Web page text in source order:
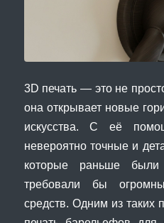
3D печать — это не
она открывает новые
искусства. С её
невероятно точные и
которые раньше
требовали бы
средств. Одним из таких